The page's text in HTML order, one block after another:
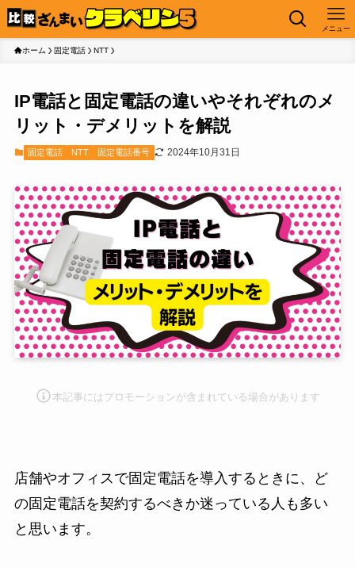
メニュー
ホーム 固定電話 NTT
IP電話と固定電話の違いやそれぞれのメ
リット・デメリットを解説
固定電話 NTT 固定電話番号 2024年10月31日
本記事にはプロモーションが含まれている場合があります
店舗やオフィスで固定電話を導入するときに、ど
の固定電話を契約するべきか迷っている人も多い
と思います。